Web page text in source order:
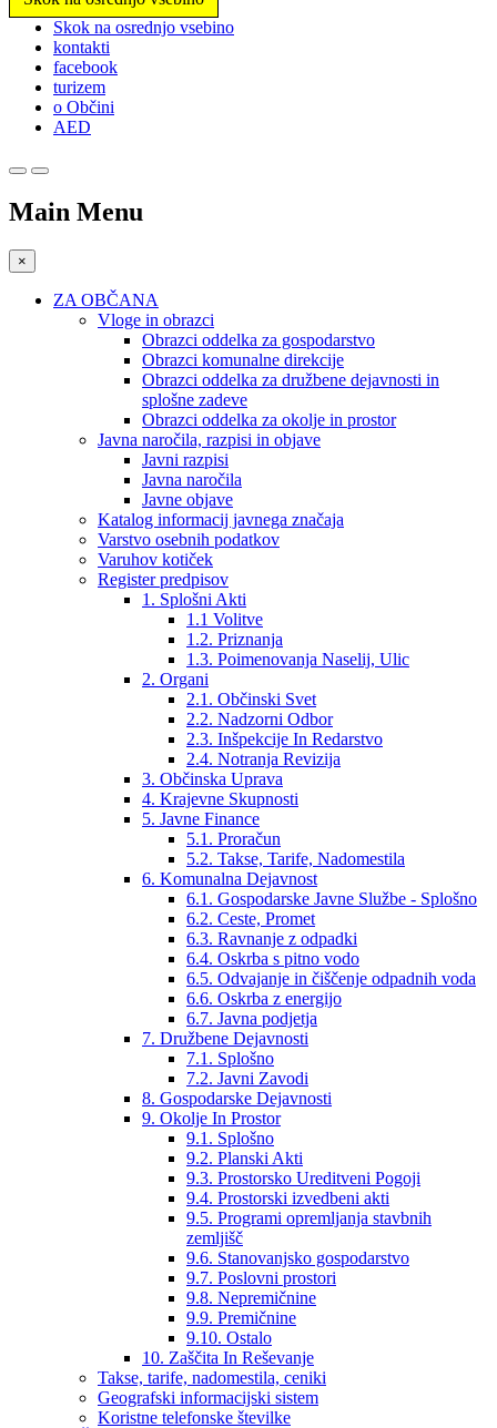
Prosimo,
upoštevajte:
spletno
mesto
vključuje
sistem
Skok na osrednjo vsebino
kontakti
facebook
turizem
o Občini
AED
Main Menu
×
ZA OBČANA
Vloge in obrazci
Obrazci oddelka za gospodarstvo
Obrazci komunalne direkcije
Obrazci oddelka za družbene dejavnosti in
splošne zadeve
Obrazci oddelka za okolje in prostor
Javna naročila, razpisi in objave
Javni razpisi
Javna naročila
Javne objave
Katalog informacij javnega značaja
Varstvo osebnih podatkov
Varuhov kotiček
Register predpisov
1. Splošni Akti
1.1 Volitve
1.2. Priznanja
1.3. Poimenovanja Naselij, Ulic
2. Organi
2.1. Občinski Svet
2.2. Nadzorni Odbor
2.3. Inšpekcije In Redarstvo
2.4. Notranja Revizija
3. Občinska Uprava
4. Krajevne Skupnosti
5. Javne Finance
5.1. Proračun
5.2. Takse, Tarife, Nadomestila
6. Komunalna Dejavnost
6.1. Gospodarske Javne Službe - Splošno
6.2. Ceste, Promet
6.3. Ravnanje z odpadki
6.4. Oskrba s pitno vodo
6.5. Odvajanje in čiščenje odpadnih voda
6.6. Oskrba z energijo
6.7. Javna podjetja
7. Družbene Dejavnosti
7.1. Splošno
7.2. Javni Zavodi
8. Gospodarske Dejavnosti
9. Okolje In Prostor
9.1. Splošno
9.2. Planski Akti
9.3. Prostorsko Ureditveni Pogoji
9.4. Prostorski izvedbeni akti
9.5. Programi opremljanja stavbnih
zemljišč
9.6. Stanovanjsko gospodarstvo
9.7. Poslovni prostori
9.8. Nepremičnine
9.9. Premičnine
9.10. Ostalo
10. Zaščita In Reševanje
Takse, tarife, nadomestila, ceniki
Geografski informacijski sistem
Koristne telefonske številke